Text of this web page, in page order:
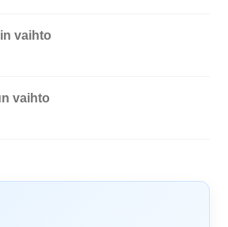
vaihto
vaihto